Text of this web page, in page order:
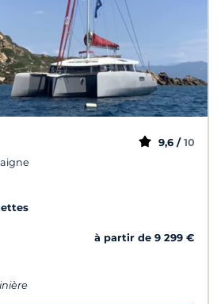
9,6 / 10
à partir de 9 299 €